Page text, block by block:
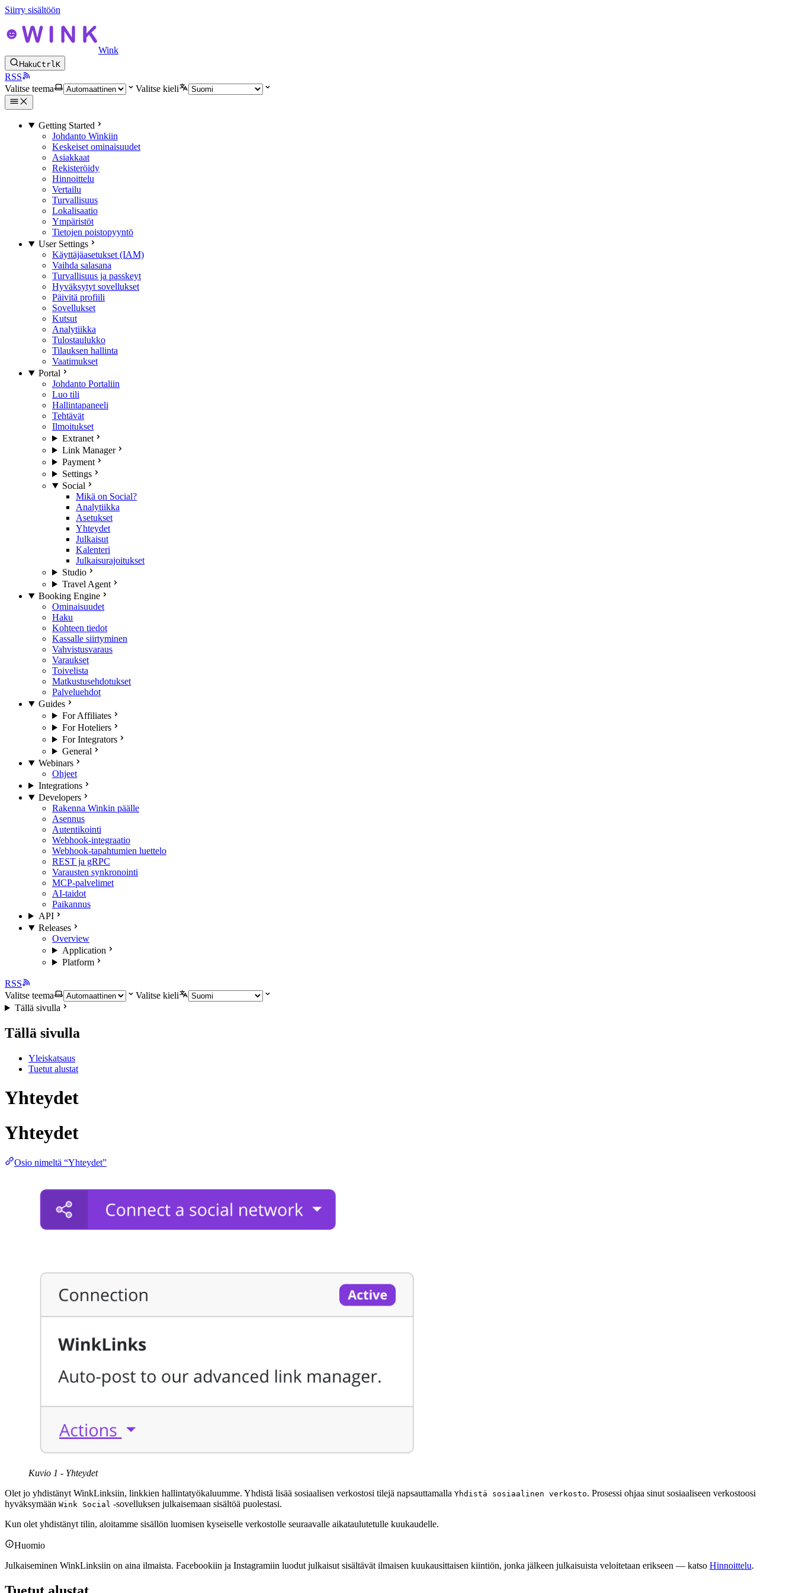
Siirry sisältöön
Wink
HakuCtrlK
RSS
Valitse teema
Valitse kieli
Getting Started
Johdanto Winkiin
Keskeiset ominaisuudet
Asiakkaat
Rekisteröidy
Hinnoittelu
Vertailu
Turvallisuus
Lokalisaatio
Ympäristöt
Tietojen poistopyyntö
User Settings
Käyttäjäasetukset (IAM)
Vaihda salasana
Turvallisuus ja passkeyt
Hyväksytyt sovellukset
Päivitä profiili
Sovellukset
Kutsut
Analytiikka
Tulostaulukko
Tilauksen hallinta
Vaatimukset
Portal
Johdanto Portaliin
Luo tili
Hallintapaneeli
Tehtävät
Ilmoitukset
Extranet
Link Manager
Payment
Settings
Social
Mikä on Social?
Analytiikka
Asetukset
Yhteydet
Julkaisut
Kalenteri
Julkaisurajoitukset
Studio
Travel Agent
Booking Engine
Ominaisuudet
Haku
Kohteen tiedot
Kassalle siirtyminen
Vahvistusvaraus
Varaukset
Toivelista
Matkustusehdotukset
Palveluehdot
Guides
For Affiliates
For Hoteliers
For Integrators
General
Webinars
Ohjeet
Integrations
Developers
Rakenna Winkin päälle
Asennus
Autentikointi
Webhook-integraatio
Webhook-tapahtumien luettelo
REST ja gRPC
Varausten synkronointi
MCP-palvelimet
AI-taidot
Paikannus
API
Releases
Overview
Application
Platform
RSS
Valitse teema
Valitse kieli
Tällä sivulla
Tällä sivulla
Yleiskatsaus
Tuetut alustat
Yhteydet
Yhteydet
Osio nimeltä “Yhteydet”
Kuvio 1 - Yhteydet
Olet jo yhdistänyt WinkLinksiin, linkkien hallintatyökaluumme. Yhdistä lisää sosiaalisen verkostosi tilejä napsauttamalla Yhdistä sosiaalinen verkosto. Prosessi ohjaa sinut sosiaaliseen verkostoosi
hyväksymään Wink Social -sovelluksen julkaisemaan sisältöä puolestasi.
Kun olet yhdistänyt tilin, aloitamme sisällön luomisen kyseiselle verkostolle seuraavalle aikataulutetulle kuukaudelle.
Huomio
Julkaiseminen WinkLinksiin on aina ilmaista. Facebookiin ja Instagramiin luodut julkaisut sisältävät ilmaisen kuukausittaisen kiintiön, jonka jälkeen julkaisuista veloitetaan erikseen — katso Hinnoittelu.